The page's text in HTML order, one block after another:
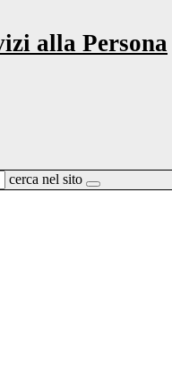
alla Persona
cerca nel sito